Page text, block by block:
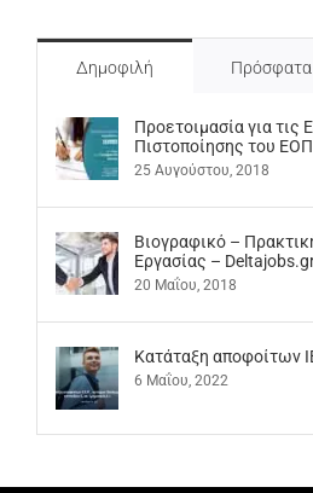
Δημοφιλή Πρόσφατα
Προετοιμασία για τις
Πιστοποίησης του
25 Αυγούστου, 2018
Βιογραφικό –
Εργασίας –
20 Μαΐου, 2018
Kατάταξη αποφοίτων
6 Μαΐου, 2022